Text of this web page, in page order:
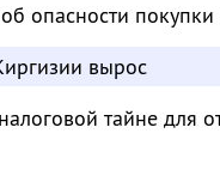
опасности
вырос
тайне для